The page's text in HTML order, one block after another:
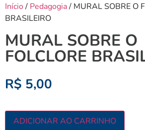
Início/ Pedagogia/ MURAL SOBRE O
BRASILEIRO
MURAL SOBRE O
FOLCLORE
R$ 5,00
ADICIONAR AO CARRINHO